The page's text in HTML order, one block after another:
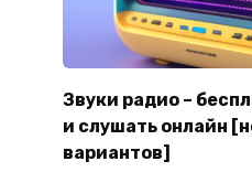
Звуки радио –
и слушать онлайн
вариантов]